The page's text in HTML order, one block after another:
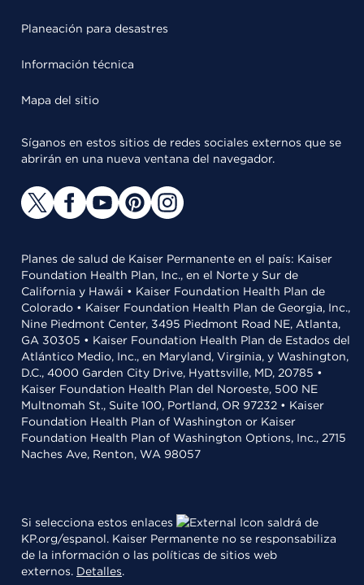
Planeación para desastres
Información técnica
Mapa del sitio
Síganos en estos sitios de redes sociales externos que se
abrirán en una nueva ventana del navegador.
Planes de salud de Kaiser Permanente en el país: Kaiser
Foundation Health Plan, Inc., en el Norte y Sur de
California y Hawái • Kaiser Foundation Health Plan de
Colorado • Kaiser Foundation Health Plan de Georgia, Inc.,
Nine Piedmont Center, 3495 Piedmont Road NE, Atlanta,
GA 30305 • Kaiser Foundation Health Plan de Estados del
Atlántico Medio, Inc., en Maryland, Virginia, y Washington,
D.C., 4000 Garden City Drive, Hyattsville, MD, 20785 •
Kaiser Foundation Health Plan del Noroeste, 500 NE
Multnomah St., Suite 100, Portland, OR 97232 • Kaiser
Foundation Health Plan of Washington or Kaiser
Foundation Health Plan of Washington Options, Inc., 2715
Naches Ave, Renton, WA 98057
Si selecciona estos enlaces
saldrá de
KP.org/espanol. Kaiser Permanente no se responsabiliza
de la información o las políticas de sitios web
externos. Detalles.